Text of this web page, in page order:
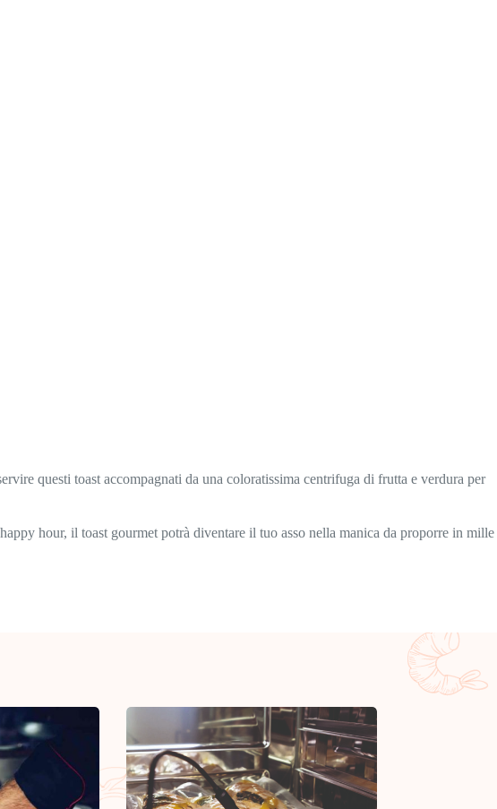
questi toast accompagnati da una coloratissima centrifuga di frutta e verdura per
hour, il toast gourmet potrà diventare il tuo asso nella manica da proporre in mille